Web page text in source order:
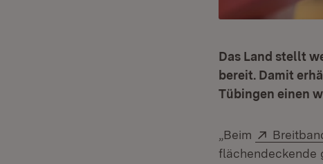
Das Land stellt
bereit. Damit
Tübingen einen
„Beim Extern:
flächendeckende